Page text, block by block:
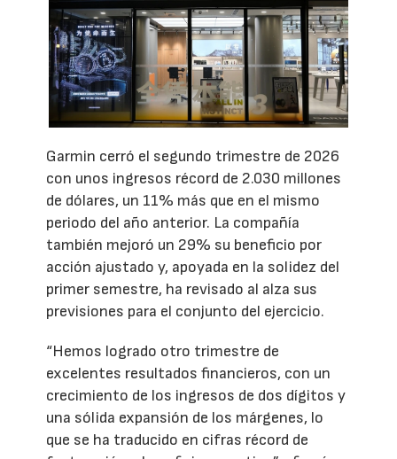
Garmin cerró el segundo trimestre de 2026
con unos ingresos récord de 2.030 millones
de dólares, un 11% más que en el mismo
periodo del año anterior. La compañía
también mejoró un 29% su beneficio por
acción ajustado y, apoyada en la solidez del
primer semestre, ha revisado al alza sus
previsiones para el conjunto del ejercicio.
“Hemos logrado otro trimestre de
excelentes resultados financieros, con un
crecimiento de los ingresos de dos dígitos y
una sólida expansión de los márgenes, lo
que se ha traducido en cifras récord de